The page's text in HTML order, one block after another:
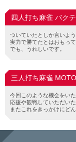
四人打ち麻雀 バク
ついていたとしか言いよう
実力で勝てたとはおもって
でも、うれしいです。
三人打ち麻雀 MOTO
今回このような機会をい
応援や観戦していただい
またこれをきっかけにど